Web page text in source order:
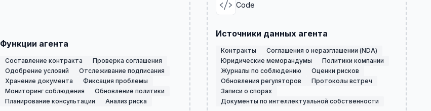
Функции агента
Составление контракта
Проверка соглашения
Одобрение условий
Отслеживание подписания
Хранение документа
Фиксация проблемы
Мониторинг соблюдения
Обновление политики
Планирование консультации
Анализ риска
Code
Источники данных агента
Контракты
Соглашения о неразглашении (NDA)
Юридические меморандумы
Политики компании
Журналы по соблюдению
Оценки рисков
Обновления регуляторов
Протоколы встреч
Записи о спорах
Документы по интеллектуальной собственности